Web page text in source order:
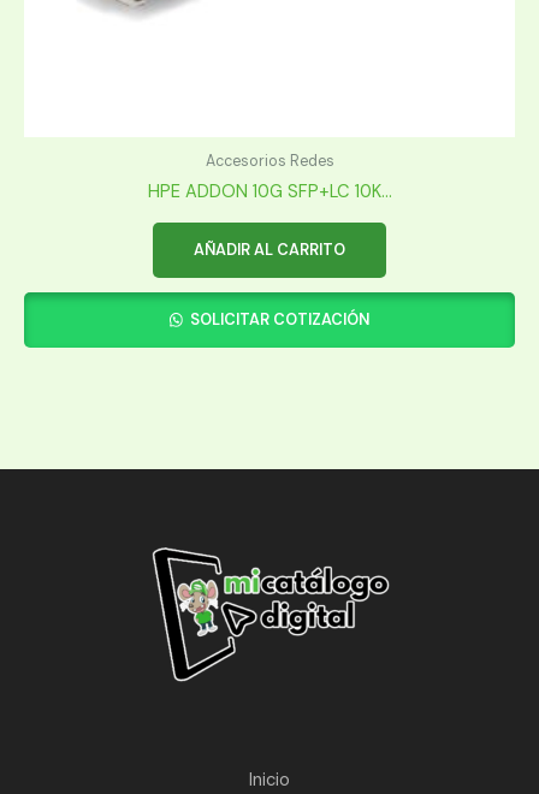
Accesorios Redes
HPE ADDON 10G SFP+LC 10K...
AÑADIR AL CARRITO
SOLICITAR COTIZACIÓN
Inicio